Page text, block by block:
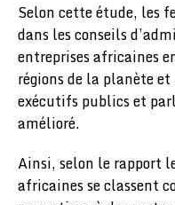
Selon cette étude, les
dans les conseils
entreprises africaines
régions de la planète
exécutifs publics et
amélioré.
Ainsi, selon le rapport
africaines se classent